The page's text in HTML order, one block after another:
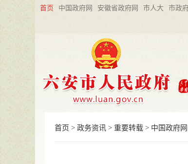
首页 中国政府网 安徽省政府网 市人大 市政
首页 > 政务资讯 > 重要转载 > 中国政府